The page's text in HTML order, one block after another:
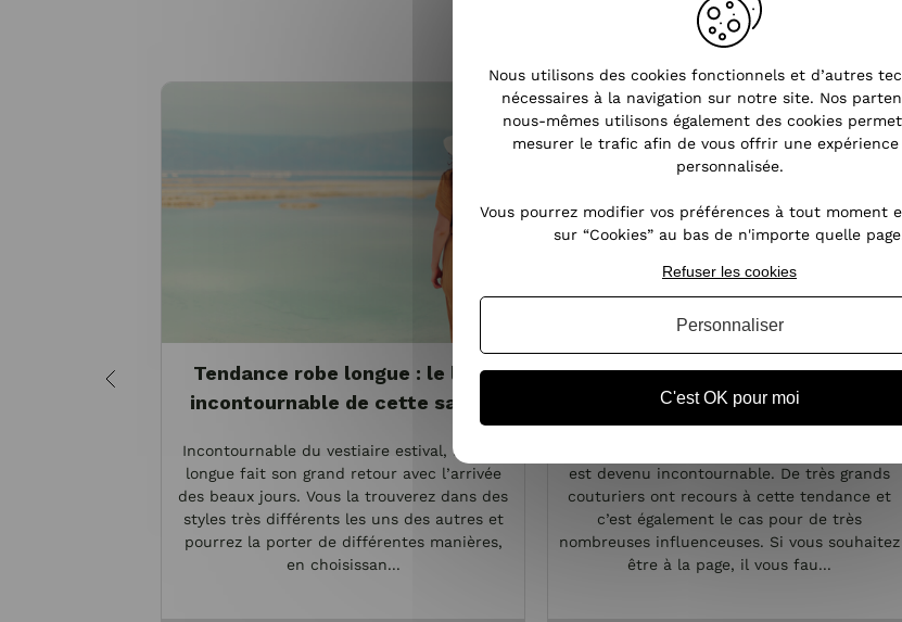
Tendances
Tendance robe longue : le look
incontournable de cette saison
Incontournable du vestiaire estival, la robe
longue fait son grand retour avec l’arrivée
des beaux jours. Vous la trouverez dans des
styles très différents les uns des autres et
pourrez la porter de différentes manières,
en choisissan...
L'imprimé fleuri,
l'incontournable des tendances
est devenu incontournable. De très grands
couturiers ont recours à cette tendance et
c’est également le cas pour de très
nombreuses influenceuses. Si vous souhaitez
être à la page, il vous fau...
Nous utilisons des cookies fonctionnels et d’autres
nécessaires à la navigation sur notre site. Nos
nous-mêmes utilisons également des cookies
mesurer le trafic afin de vous offrir une
personnalisée.
Vous pourrez modifier vos préférences à tout moment
sur “Cookies” au bas de n'importe quelle
C'est OK pour moi
Refuser les cookies
Personnaliser